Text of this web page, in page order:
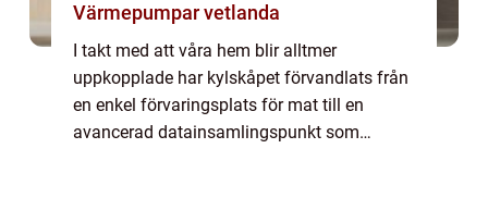
Värmepumpar vetlanda
I takt med att våra hem blir alltmer
uppkopplade har kylskåpet förvandlats från
en enkel förvaringsplats för mat till en
avancerad datainsamlingspunkt som